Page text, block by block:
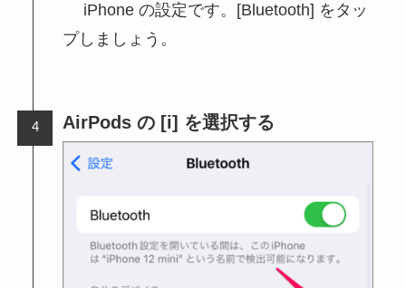
iPhone の設定です。[Bluetooth] をタッ
プしましょう。
AirPods の [i] を選択する